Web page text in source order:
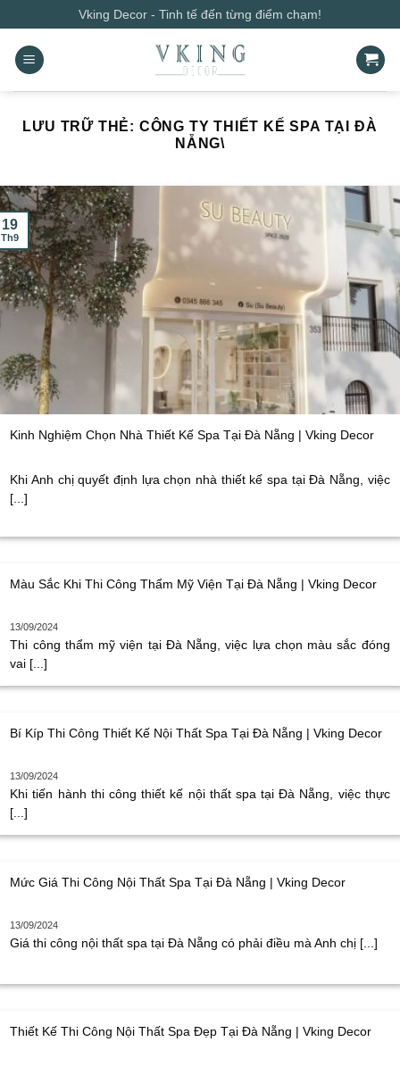
qua
nội
dung
Vking Decor - Tinh tế đến từng điểm chạm!
LƯU TRỮ THẺ: CÔNG TY THIẾT KẾ SPA TẠI ĐÀ
NẴNG\
Kinh Nghiệm Chọn Nhà Thiết Kế Spa Tại Đà Nẵng | Vking Decor
Khi Anh chị quyết định lựa chọn nhà thiết kế spa tại Đà Nẵng, việc
[...]
19
Th9
Màu Sắc Khi Thi Công Thẩm Mỹ Viện Tại Đà Nẵng | Vking Decor
13/09/2024
Thi công thẩm mỹ viện tại Đà Nẵng, việc lựa chọn màu sắc đóng
vai [...]
Bí Kíp Thi Công Thiết Kế Nội Thất Spa Tại Đà Nẵng | Vking Decor
13/09/2024
Khi tiến hành thi công thiết kế nội thất spa tại Đà Nẵng, việc thực
[...]
Mức Giá Thi Công Nội Thất Spa Tại Đà Nẵng | Vking Decor
13/09/2024
Giá thi công nội thất spa tại Đà Nẵng có phải điều mà Anh chị [...]
Thiết Kế Thi Công Nội Thất Spa Đẹp Tại Đà Nẵng | Vking Decor